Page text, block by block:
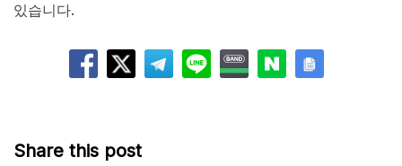
있습니다.
Share this post